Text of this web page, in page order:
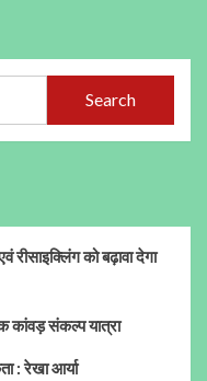
Search
रीसाइक्लिंग को बढ़ावा देगा
कांवड़ संकल्प यात्रा
: रेखा आर्या